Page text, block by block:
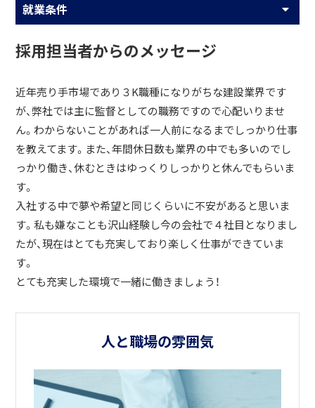
就業条件
採用担当者からのメッセージ
近年売り手市場であり３K職種になりがちな建設業界です
が、弊社では主に監督としての職務ですので心配いりませ
ん。わからないことがあれば一人前になるまでしっかり仕事
を教えてます。また、年間休日数も業界の中でも多いのでし
っかり働き、休むときはゆっくりしっかりと休んでもらいま
す。
入社する中で夢や希望と同じくらいに不安があると思いま
す。私も嫌なことも沢山経験し今の会社で４社目となりまし
たが、現在はとても充実しており楽しく仕事ができていま
す。
とても充実した環境で一緒に働きましょう！
人と職場の雰囲気